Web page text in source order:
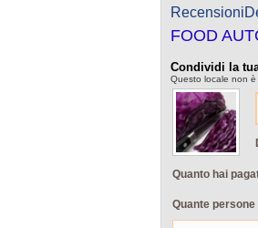
Recensioni
FOOD
Condividi la
Questo locale non è
Quanto hai
Quante persone